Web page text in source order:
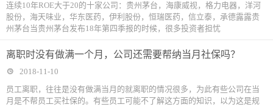
连续10年ROE大于20的十家公司：贵州茅台，海康威视，格力电器，洋河
股份，海天味业，华东医药，伊利股份，恒瑞医药，信立泰，承德露露贵
州茅台当贵州茅台发布18年第四季报的时候，很多投资者担忧
离职时没有做满一个月，公司还需要帮纳当月社保吗？
2018-11-10
​员工离职，往往是没有做满当月的就离职的情况很多，为此有些公司在当
月是不帮员工买社保的。有些员工可能不了解这方面的知识，以为这是规